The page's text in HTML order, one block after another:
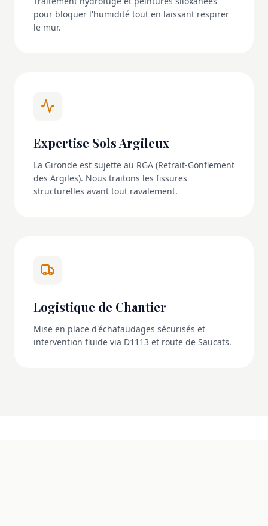
pour bloquer l'humidité tout en laissant respirer
le mur.
Expertise Sols Argileux
La Gironde est sujette au RGA (Retrait-Gonflement
des Argiles). Nous traitons les fissures
structurelles avant tout ravalement.
Logistique de Chantier
Mise en place d'échafaudages sécurisés et
intervention fluide via D1113 et route de Saucats.